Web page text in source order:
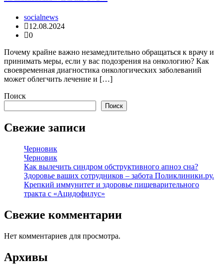
socialnews
12.08.2024
0
Почему крайне важно незамедлительно обращаться к врачу и
принимать меры, если у вас подозрения на онкологию? Как
своевременная диагностика онкологических заболеваний
может облегчить лечение и […]
Поиск
Поиск
Свежие записи
Черновик
Черновик
Как вылечить синдром обструктивного апноэ сна?
Здоровье ваших сотрудников – забота Поликлиники.ру.
Крепкий иммунитет и здоровье пищеварительного
тракта с «Ацидофилус»
Свежие комментарии
Нет комментариев для просмотра.
Архивы